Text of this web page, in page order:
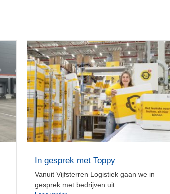
In gesprek met Toppy
Vanuit Vijfsterren Logistiek gaan we in
gesprek met bedrijven uit...